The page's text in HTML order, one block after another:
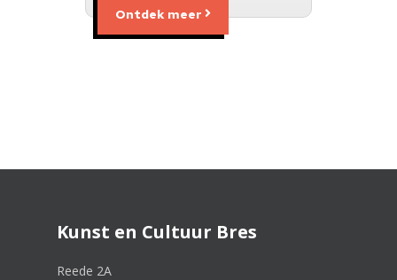
Ontdek meer
Kunst en Cultuur Bres
Reede 2A